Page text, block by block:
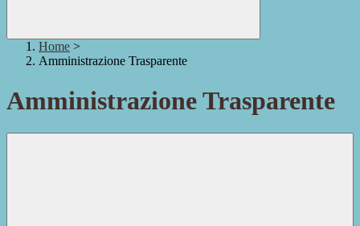
Home >
Amministrazione Trasparente
Amministrazione Trasparente